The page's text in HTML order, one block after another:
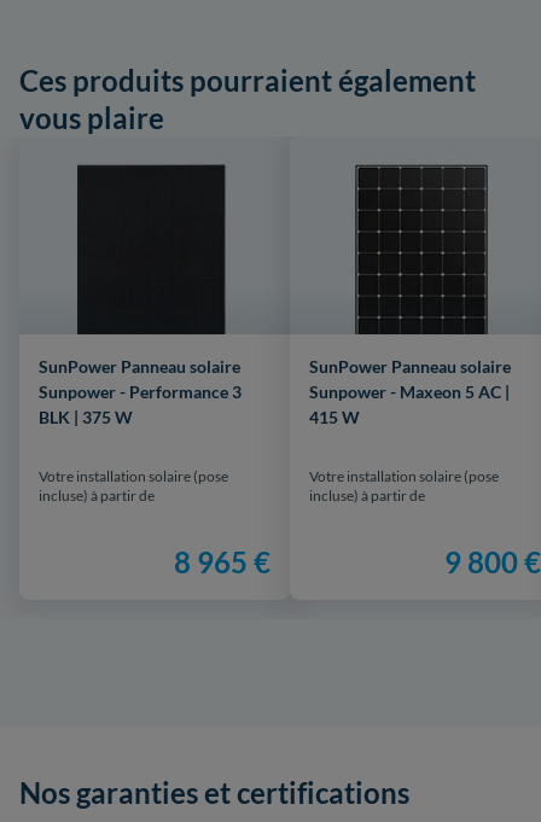
Ces produits pourraient également
vous plaire
SunPower Panneau solaire
Sunpower - Performance 3
BLK | 375 W
Votre installation solaire (pose
incluse) à partir de
8 965 €
SunPower Panneau solaire
Sunpower - Maxeon 5 AC |
415 W
Votre installation solaire (pose
incluse) à partir de
9 800 €
Nos garanties et certifications